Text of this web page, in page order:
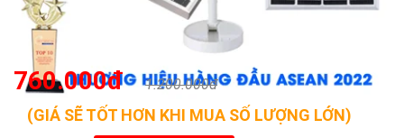
760.000đ 1.200.000đ
(GIÁ SẼ TỐT HƠN KHI MUA SỐ LƯỢNG LỚN)